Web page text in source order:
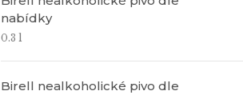
nabídky
0.3 l
Birell nealkoholické pivo dle